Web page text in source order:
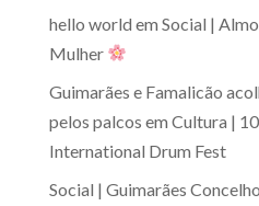
hello world em Social |
Mulher
Guimarães e Famalicão
pelos palcos em Cultura |
International Drum Fest
Social | Guimarães